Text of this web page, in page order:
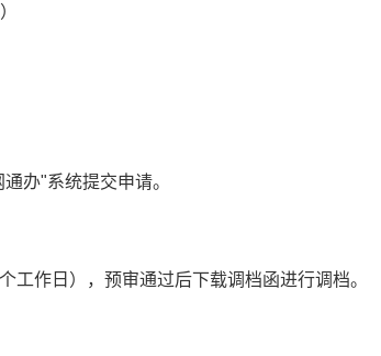
办"系统提交申请。
工作日），预审通过后下载调档函进行调档。